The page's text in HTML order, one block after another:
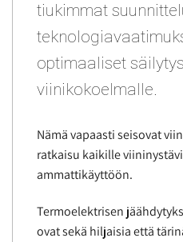
tiukimmat
optimaaliset
viinikokoelmalle.
Nämä vapaasti seisovat
ratkaisu kaikille
ammattikäyttöön.
Termoelektrisen
ovat sekä hiljaisia että